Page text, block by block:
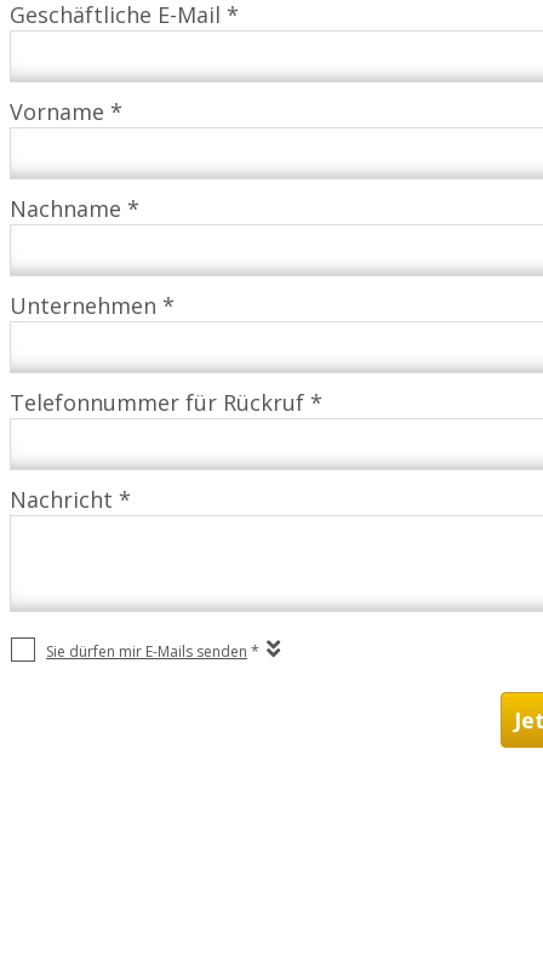
Geschäftliche E-Mail *
Vorname *
Nachname *
Unternehmen *
Telefonnummer für Rückruf *
Nachricht *
Sie dürfen mir E-Mails senden *